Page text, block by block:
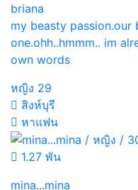
briana
my beasty passion.our
one.ohh..hmmm.. im
own words
หญิง 29
สิงห์บุรี
หาแฟน
1.27 พัน
mina...mina